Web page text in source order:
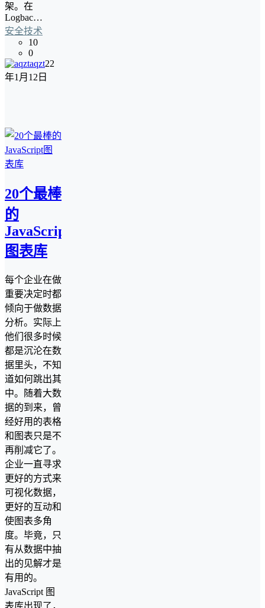
架。在
Logbac…
安全技术
10
0
aqzt22
年1月12日
20个最棒
的
JavaScript
图表库
每个企业在做
重要决定时都
倾向于做数据
分析。实际上
他们很多时候
都是沉沦在数
据里头，不知
道如何跳出其
中。随着大数
据的到来，曾
经好用的表格
和图表只是不
再削减它了。
企业一直寻求
更好的方式来
可视化数据，
更好的互动和
使图表多角
度。毕竟，只
有从数据中抽
出的见解才是
有用的。
JavaScript 图
表库出现了，